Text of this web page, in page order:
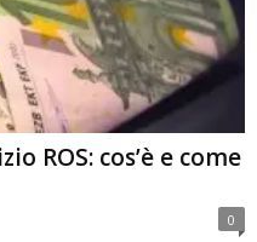
ROS: cos’è e come
0